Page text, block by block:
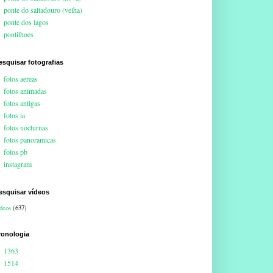
ponte do saltadouro (velha)
ponte dos lagos
pontilhoes
fotografias
fotos aereas
fotos animadas
fotos antigas
fotos ia
fotos nocturnas
fotos panoramicas
fotos pb
instagram
vídeos
(637)
1363
1514